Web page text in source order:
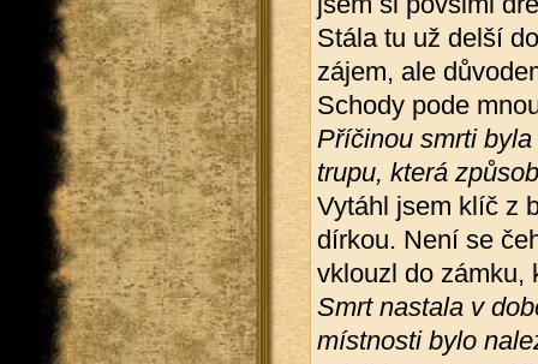
Stála tu už delší
zájem, ale
Schody pode
Příčinou smrti
trupu, která
Vytáhl jsem klíč z
dírkou. Není se
vklouzl do zámku,
Smrt nastala v
místnosti bylo